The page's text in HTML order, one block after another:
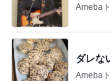
Ameba
ダレな
Ameba